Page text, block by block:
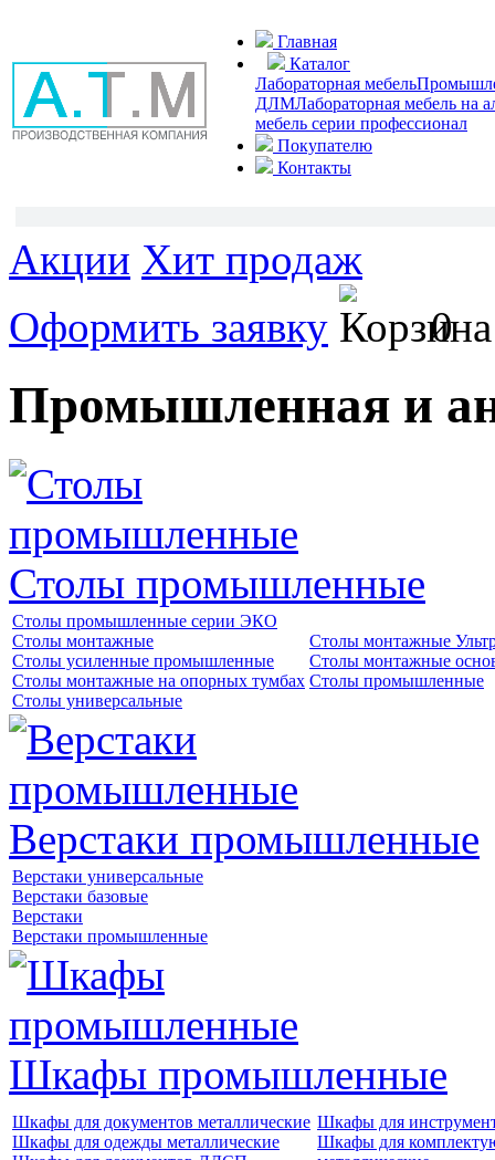
Главная
Каталог
Лабораторная мебель
ДЛМЛабораторная мебель на
мебель серии профессионал
Покупателю
Контакты
Акции Хит продаж
Оформить заявку
0
Промышленная и
Столы промышленные
Столы промышленные серии ЭКО
Столы монтажные
Столы усиленные промышленные
Столы монтажные на опорных тумбах
Столы универсальные
Столы монтажные
Столы монтажные
Столы промышленные
Верстаки промышленные
Верстаки универсальные
Верстаки базовые
Верстаки
Верстаки промышленные
Шкафы промышленные
Шкафы для документов металлические
Шкафы для одежды металлические
Шкафы для
Шкафы для